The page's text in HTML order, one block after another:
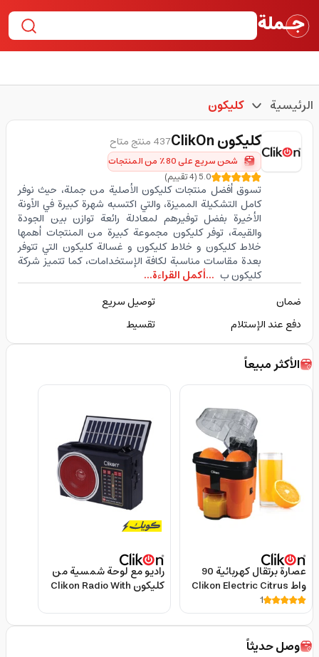
الرئيسية كليكون
كليكونClikOn437 منتج متاح
شحن سريع على 80٪ من المنتجات
5.0
(
4تقييم)
تسوق أفضل منتجات كليكون الأصلية من جملة، حيث نوفر
كامل التشكيلة المميزة، والتي اكتسبه شهرة كبيرة في الآونة
الأخيرة بفضل توفيرهم لمعادلة رائعة توازن بين الجودة
والقيمة، توفر كليكون مجموعة كبيرة من المنتجات أهمها
خلاط كليكون و خلاط كليكون و غسالة كليكون التي تتوفر
بعدة مقاسات مناسبة لكافة الإستخدامات، كما تتميز شركة
كليكون ب ...أكمل القراءة...
ضمان
توصيل سريع
دفع عند الإستلام
تقسيط
الأكثر مبيعاً
عصارة برتقال كهربائية 90
واط Clikon Electric Citrus
Juicer
1
راديو مع لوحة شمسية من
كليكون Clikon Radio With
وصل حديثاً